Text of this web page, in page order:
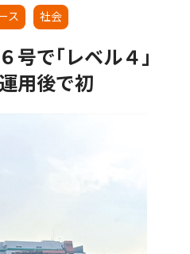
ス 社会
号で｢レベル４｣
用後で初